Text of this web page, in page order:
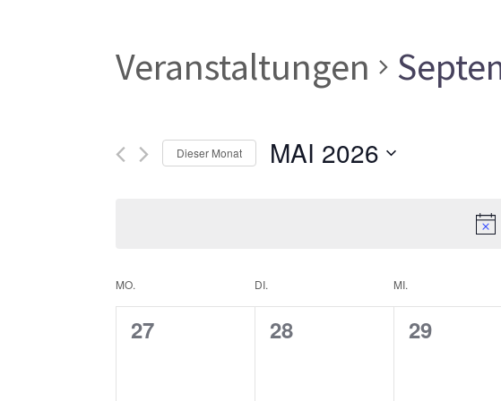
Veranstaltungen
Dieser Monat MAI 2026
Kalender
von
MO. DI. MI.
0
27
0
28
0
29